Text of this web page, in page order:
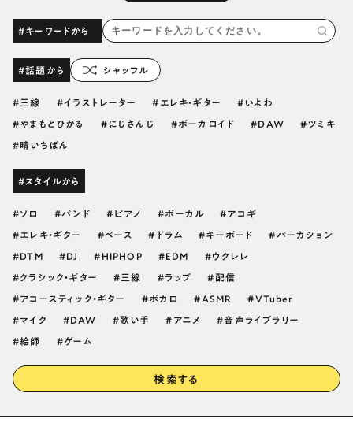
#キーワードから
#話題から シャッフル
三線 イラストレーター エレキ・ギター いよわ
やまもとひかる にじさんじ ボーカロイド DAW ツミキ
晴いちばん
#スタイルから
ソロ バンド ピアノ ボーカル アコギ
エレキ・ギター ベース ドラム キーボード パーカション
DTM DJ HIPHOP EDM ウクレレ
クラシック・ギター 三線 ラップ 配信
アコースティック・ギター ボカロ ASMR VTuber
マイク DAW 歌い手 アニメ 音声ライブラリー
絵師 ゲーム
検索する